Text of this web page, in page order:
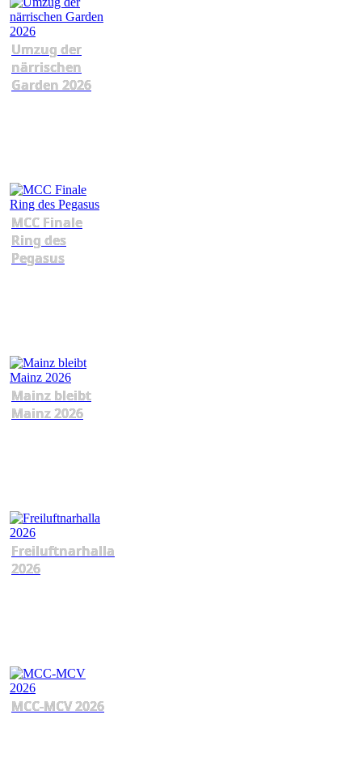
Umzug der
närrischen
Garden 2026
MCC Finale
Ring des
Pegasus
Mainz bleibt
Mainz 2026
Freiluftnarhalla
2026
MCC-MCV 2026